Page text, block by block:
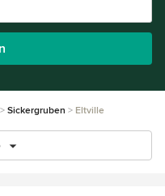
Sickergruben Eltville